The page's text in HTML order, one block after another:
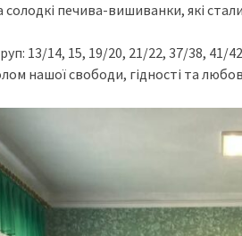
печива-вишиванки, які
13/14, 15, 19/20, 21/22, 37/38, 41/
нашої свободи, гідності та